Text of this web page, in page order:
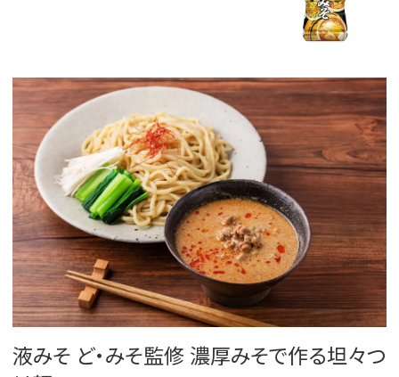
液みそ ど・みそ監修 濃厚みそで作る坦々つ